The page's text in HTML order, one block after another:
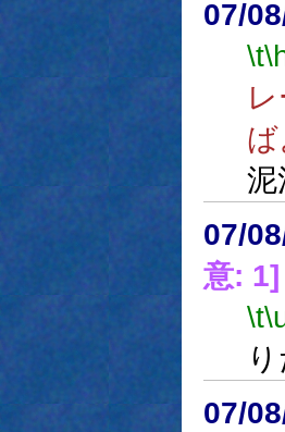
07/
\t
泥
07/
意: 1]
\t
り
07/